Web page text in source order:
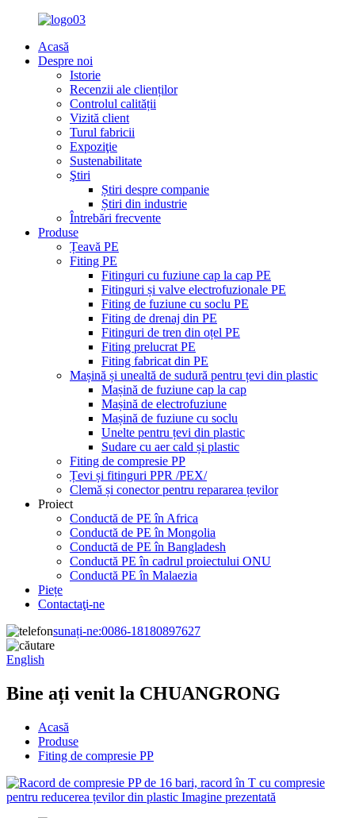
Acasă
Despre noi
Istorie
Recenzii ale clienților
Controlul calității
Vizită client
Turul fabricii
Expoziţie
Sustenabilitate
Ştiri
Știri despre companie
Știri din industrie
Întrebări frecvente
Produse
Țeavă PE
Fiting PE
Fitinguri cu fuziune cap la cap PE
Fitinguri și valve electrofuzionale PE
Fiting de fuziune cu soclu PE
Fiting de drenaj din PE
Fitinguri de tren din oțel PE
Fiting prelucrat PE
Fiting fabricat din PE
Mașină și unealtă de sudură pentru țevi din plastic
Mașină de fuziune cap la cap
Mașină de electrofuziune
Mașină de fuziune cu soclu
Unelte pentru țevi din plastic
Sudare cu aer cald și plastic
Fiting de compresie PP
Țevi și fitinguri PPR /PEX/
Clemă și conector pentru repararea țevilor
Proiect
Conductă de PE în Africa
Conductă de PE în Mongolia
Conductă de PE în Bangladesh
Conductă PE în cadrul proiectului ONU
Conductă PE în Malaezia
Piețe
Contactaţi-ne
sunați-ne:0086-18180897627
English
Bine ați venit la CHUANGRONG
Acasă
Produse
Fiting de compresie PP